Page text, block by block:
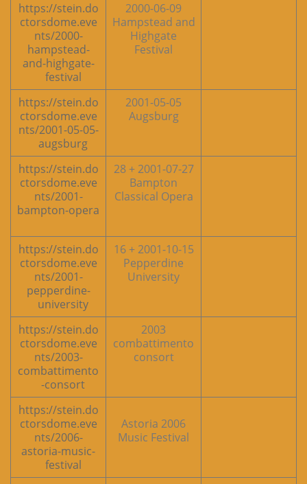
2000-06-09
Hampstead and
Highgate
Festival
https://stein.do
ctorsdome.eve
nts/2000-
hampstead-
and-highgate-
festival
2001-05-05
Augsburg
https://stein.do
ctorsdome.eve
nts/2001-05-05-
augsburg
2001-07-27 + 28
Bampton
Classical Opera
https://stein.do
ctorsdome.eve
nts/2001-
bampton-opera
2001-10-15 + 16
Pepperdine
University
https://stein.do
ctorsdome.eve
nts/2001-
pepperdine-
university
2003
combattimento
consort
https://stein.do
ctorsdome.eve
nts/2003-
combattimento
-consort
2006 Astoria
Music Festival
https://stein.do
ctorsdome.eve
nts/2006-
astoria-music-
festival